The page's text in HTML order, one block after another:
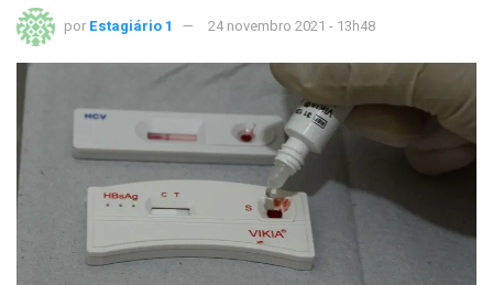
por Estagiário 1 24 novembro 2021 - 13h48